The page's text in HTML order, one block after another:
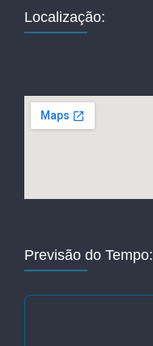
Localização:
Previsão do Tempo: